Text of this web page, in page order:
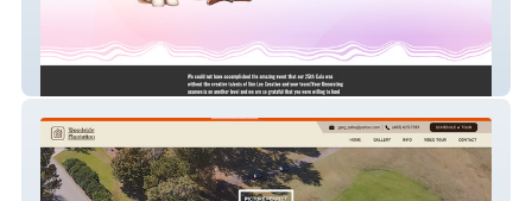
Sim Lee Creative LLC